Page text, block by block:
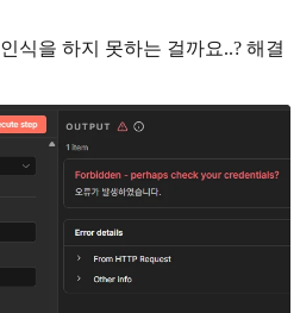
식을 하지 못하는 걸까요..? 해결